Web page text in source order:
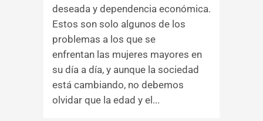
deseada y dependencia económica.
Estos son solo algunos de los
problemas a los que se
enfrentan las mujeres mayores en
su día a día, y aunque la sociedad
está cambiando, no debemos
olvidar que la edad y el...